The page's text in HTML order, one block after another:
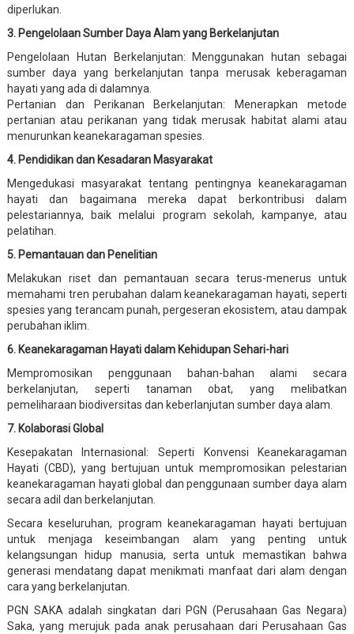
diperlukan.
3. Pengelolaan Sumber Daya Alam yang Berkelanjutan
Pengelolaan Hutan Berkelanjutan: Menggunakan hutan sebagai
sumber daya yang berkelanjutan tanpa merusak keberagaman
hayati yang ada di dalamnya.
Pertanian dan Perikanan Berkelanjutan: Menerapkan metode
pertanian atau perikanan yang tidak merusak habitat alami atau
menurunkan keanekaragaman spesies.
4. Pendidikan dan Kesadaran Masyarakat
Mengedukasi masyarakat tentang pentingnya keanekaragaman
hayati dan bagaimana mereka dapat berkontribusi dalam
pelestariannya, baik melalui program sekolah, kampanye, atau
pelatihan.
5. Pemantauan dan Penelitian
Melakukan riset dan pemantauan secara terus-menerus untuk
memahami tren perubahan dalam keanekaragaman hayati, seperti
spesies yang terancam punah, pergeseran ekosistem, atau dampak
perubahan iklim.
6. Keanekaragaman Hayati dalam Kehidupan Sehari-hari
Mempromosikan penggunaan bahan-bahan alami secara
berkelanjutan, seperti tanaman obat, yang melibatkan
pemeliharaan biodiversitas dan keberlanjutan sumber daya alam.
7. Kolaborasi Global
Kesepakatan Internasional: Seperti Konvensi Keanekaragaman
Hayati (CBD), yang bertujuan untuk mempromosikan pelestarian
keanekaragaman hayati global dan penggunaan sumber daya alam
secara adil dan berkelanjutan.
Secara keseluruhan, program keanekaragaman hayati bertujuan
untuk menjaga keseimbangan alam yang penting untuk
kelangsungan hidup manusia, serta untuk memastikan bahwa
generasi mendatang dapat menikmati manfaat dari alam dengan
cara yang berkelanjutan.
PGN SAKA adalah singkatan dari PGN (Perusahaan Gas Negara)
Saka, yang merujuk pada anak perusahaan dari Perusahaan Gas